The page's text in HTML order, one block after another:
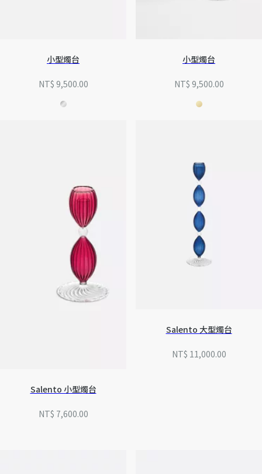
小型燭台
NT$ 9,500.00
小型燭台
NT$ 9,500.00
Salento 小型燭台
NT$ 7,600.00
Salento 大型燭台
NT$ 11,000.00